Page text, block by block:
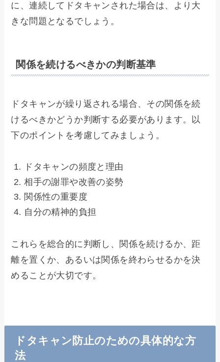
に、連続してドタキャンされた場合は、より大
きな問題となるでしょう。
関係を続けるべきかの判断基準
ドタキャンが繰り返される場合、その関係を続
けるべきかどうか判断する必要があります。以
下のポイントを考慮してみましょう。
ドタキャンの頻度と理由
相手の謝罪や改善の姿勢
関係性の重要度
自分の精神的負担
これらを総合的に判断し、関係を続けるか、距
離を置くか、あるいは関係を終わらせるかを決
めることが大切です。
ドタキャン防止のための具体的な方
法